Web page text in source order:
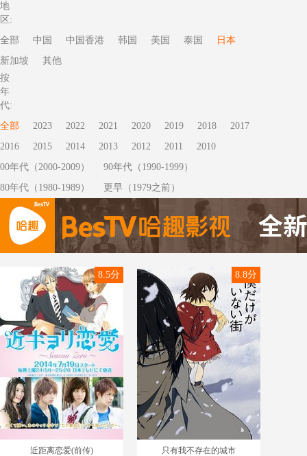
地
区:
全部
中国 中国香港 韩国 美国 泰国
日本
新加坡
其他
按
年
代:
全部
2023 2022 2021 2020 2019 2018
2017
2016
2015 2014 2013 2012 2011
2010
00年代（2000-2009）
90年代（1990-1999）
80年代（1980-1989）
更早（1979之前）
近距离恋爱(前传)
8.5分
只有我不存在的城市
8.8分